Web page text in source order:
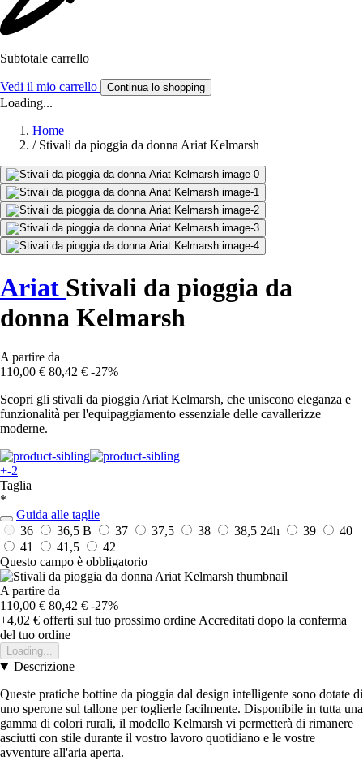
Subtotale carrello
Vedi il mio carrello Continua lo shopping
Loading...
Home
/ Stivali da pioggia da donna Ariat Kelmarsh
Ariat Stivali da pioggia da
donna Kelmarsh
A partire da
110,00 € 80,42 € -27%
Scopri gli stivali da pioggia Ariat Kelmarsh, che uniscono eleganza e
funzionalità per l'equipaggiamento essenziale delle cavallerizze
moderne.
+-2
Taglia
*
Guida alle taglie
36
36,5 B 37 37,5 38 38,5 24h 39
40
41
41,5
42
Questo campo è obbligatorio
A partire da
110,00 € 80,42 € -27%
+4,02 € offerti sul tuo prossimo ordine Accreditati dopo la conferma
del tuo ordine
Loading...
Descrizione
Queste pratiche bottine da pioggia dal design intelligente sono dotate di
uno sperone sul tallone per toglierle facilmente. Disponibile in tutta una
gamma di colori rurali, il modello Kelmarsh vi permetterà di rimanere
asciutti con stile durante il vostro lavoro quotidiano e le vostre
avventure all'aria aperta.